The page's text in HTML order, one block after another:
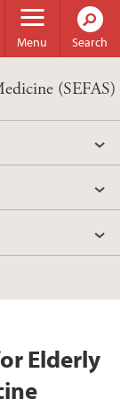
Menu Search
(SEFAS)
Elderly